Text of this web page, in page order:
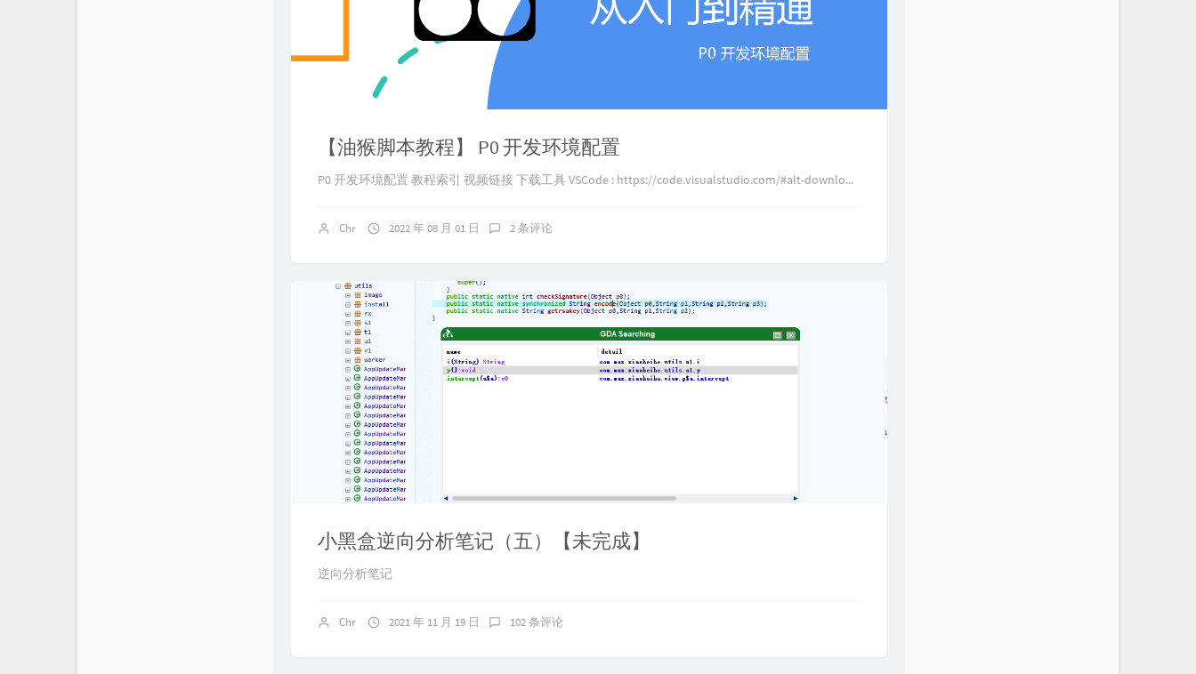
【油猴脚本教程】 P0 开发环境配置
P0 开发环境配置 教程索引 视频链接 下载工具 VSCode : https://code.visualstudio.com/#alt-downlo...
Chr 2022 年 08 月 01 日 2 条评论
小黑盒逆向分析笔记（五）【未完成】
逆向分析笔记
Chr 2021 年 11 月 19 日 102 条评论